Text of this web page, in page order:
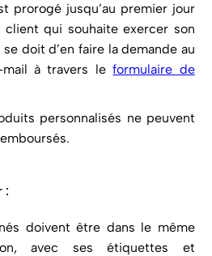
prorogé jusqu’au premier jour
client qui souhaite exercer son
doit d’en faire la demande au
mail à travers leformulaire de
personnalisés ne peuvent
:
doivent être dans le même
avec ses étiquettes et